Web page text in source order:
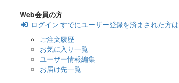
Web会員の方
ログイン すでにユーザー登録を済まされた方
ご注文履歴
お気に入り一覧
ユーザー情報編集
お届け先一覧